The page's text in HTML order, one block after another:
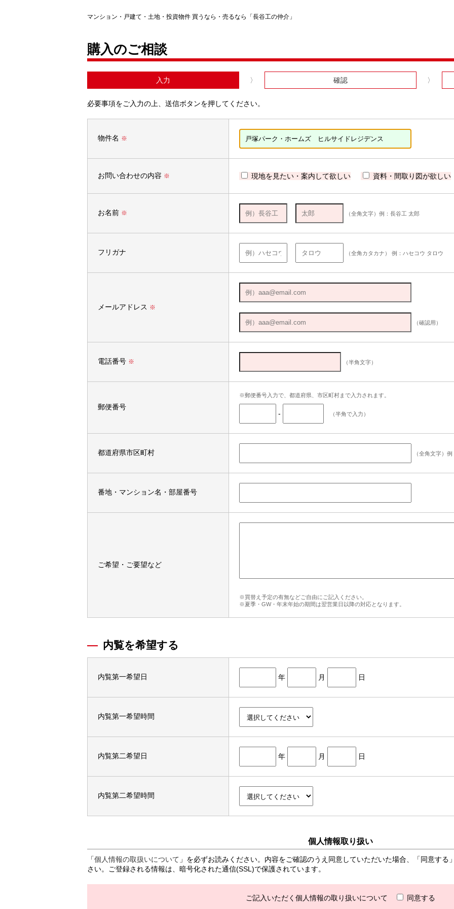
マンション・戸建て・土地・投資物件 買うなら・売るなら「長谷工の仲介」
購入のご相談
入力 確認
必要事項をご入力の上、送信ボタンを押してください。
物件名 ※
お問い合わせの内容 ※ 現地を見たい・案内して欲しい 資料・間取り図が欲しい
お名前 ※ （全角文字）例：長谷工 太郎
フリガナ （全角カタカナ） 例：ハセコウ タロウ
メールアドレス ※
（確認用）
電話番号 ※ （半角文字）
郵便番号
※郵便番号入力で、都道府県、市区町村まで入力されます。
- （半角で入力）
都道府県市区町村 （全角文字）
番地・マンション名・部屋番号
ご希望・ご要望など
※買替え予定の有無などご自由にご記入ください。
※夏季・GW・年末年始の期間は翌営業日以降の対応となります。
内覧を希望する
内覧第一希望日 年 月 日
内覧第一希望時間
内覧第二希望日 年 月 日
内覧第二希望時間
個人情報取り扱い
「個人情報の取扱いについて 」を必ずお読みください。内容をご確認のうえ同意していただいた場合、「同意す
さい。ご登録される情報は、暗号化された通信(SSL)で保護されています。
ご記入いただく個人情報の取り扱いについて 同意する